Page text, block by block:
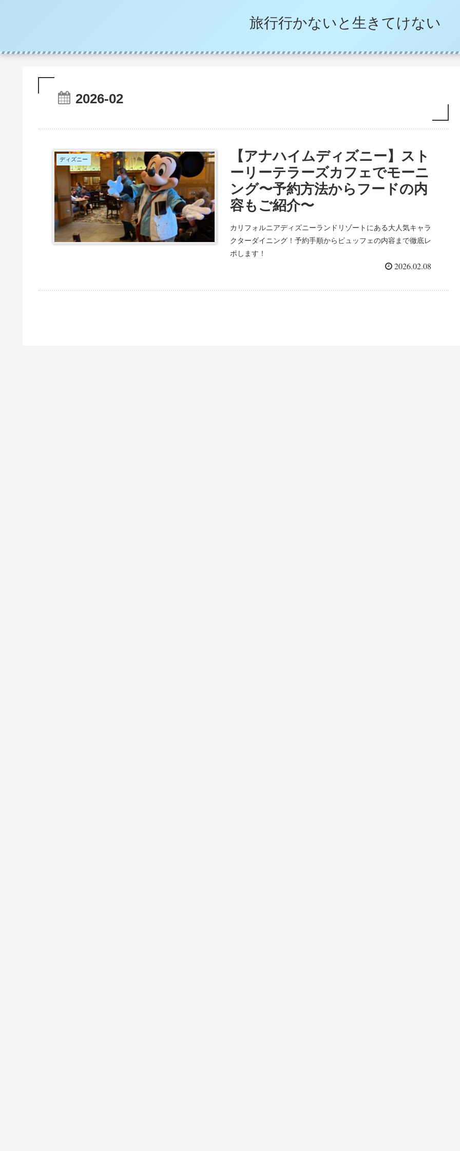
旅行行かないと生きてけない
2026-02
ディズニー
【アナハイムディズニー】スト
ーリーテラーズカフェでモーニ
ング〜予約方法からフードの内
容もご紹介〜
カリフォルニアディズニーランドリゾートにある大人気キャラ
クターダイニング！予約手順からビュッフェの内容まで徹底レ
ポします！
2026.02.08